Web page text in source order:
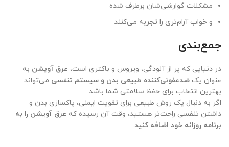
مشکلات گوارشی‌شان برطرف شده
و خواب آرام‌تری را تجربه می‌کنند
جمع‌بندی
در دنیایی که پر از آلودگی، ویروس و باکتری است، عرق آویشن به
عنوان یک ضدعفونی‌کننده طبیعی بدن و سیستم تنفسی می‌تواند
بهترین انتخاب برای حفظ سلامتی شما باشد.
اگر به دنبال یک روش طبیعی برای تقویت ایمنی، پاکسازی بدن و
داشتن تنفسی راحت‌تر هستید، وقت آن رسیده که عرق آویشن را به
برنامه روزانه خود اضافه کنید.